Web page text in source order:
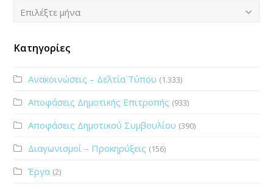
Ιστορικό
Επιλέξτε μήνα
Κατηγορίες
Ανακοινώσεις – Δελτία Τύπου (1.333)
Αποφάσεις Δημοτικής Επιτροπής (933)
Αποφάσεις Δημοτικού Συμβουλίου (390)
Διαγωνισμοί – Προκηρύξεις (156)
Έργα (2)